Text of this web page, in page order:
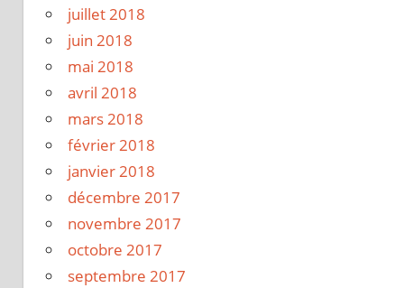
juillet 2018
juin 2018
mai 2018
avril 2018
mars 2018
février 2018
janvier 2018
décembre 2017
novembre 2017
octobre 2017
septembre 2017